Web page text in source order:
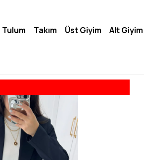
Tulum Takım Üst Giyim Alt Giyim